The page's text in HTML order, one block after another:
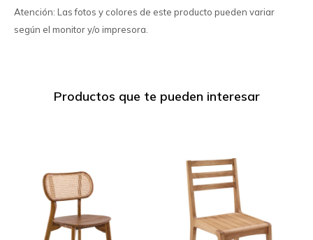
Atención: Las fotos y colores de este producto pueden variar
según el monitor y/o impresora.
Productos que te pueden interesar